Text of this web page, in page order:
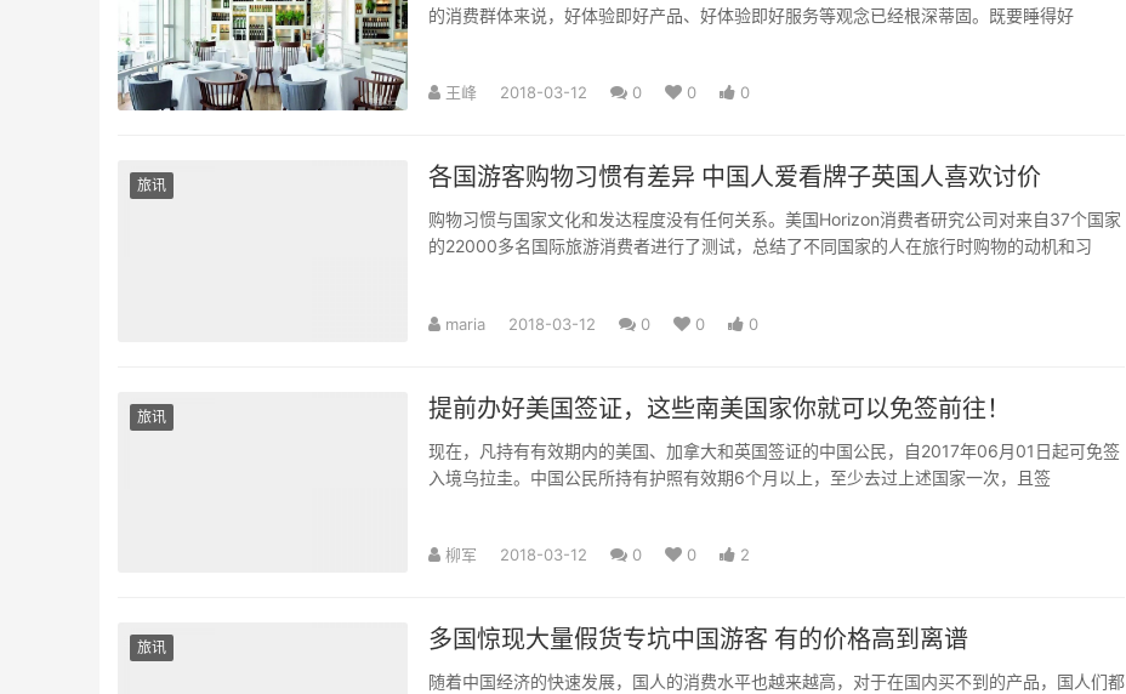
的消费群体来说，好体验即好产品、好体验即好服务等观念已经根深蒂固。既要睡得好
王峰 2018-03-12 0 0 0
旅讯 各国游客购物习惯有差异 中国人爱看牌子英国人喜欢讨价
购物习惯与国家文化和发达程度没有任何关系。美国Horizon消费者研究公司对来自37个国家
的22000多名国际旅游消费者进行了测试，总结了不同国家的人在旅行时购物的动机和习
maria 2018-03-12 0 0 0
旅讯 提前办好美国签证，这些南美国家你就可以免签前往！
现在，凡持有有效期内的美国、加拿大和英国签证的中国公民，自2017年06月01日起可免签
入境乌拉圭。中国公民所持有护照有效期6个月以上，至少去过上述国家一次，且签
柳军 2018-03-12 0 0 2
旅讯 多国惊现大量假货专坑中国游客 有的价格高到离谱
随着中国经济的快速发展，国人的消费水平也越来越高，对于在国内买不到的产品，国人们都